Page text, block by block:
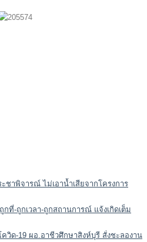
ชาพิจารณ์ ไม่เอาน้ำเสียจากโครงการ
กที่-ถูกเวลา-ถูกสถานการณ์ แจ้งเกิดเต็ม
ควิด-19 ผอ.อาชีวศึกษาสิงห์บุรี สั่งชะลองาน